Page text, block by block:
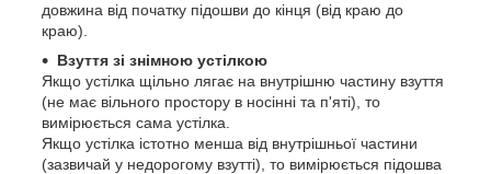
довжина від початку підошви до кінця (від краю до
краю).
Взуття зі знімною устілкою
Якщо устілка щільно лягає на внутрішню частину взуття
(не має вільного простору в носінні та п'яті), то
вимірюється сама устілка.
Якщо устілка істотно менша від внутрішньої частини
(зазвичай у недорогому взутті), то вимірюється підошва